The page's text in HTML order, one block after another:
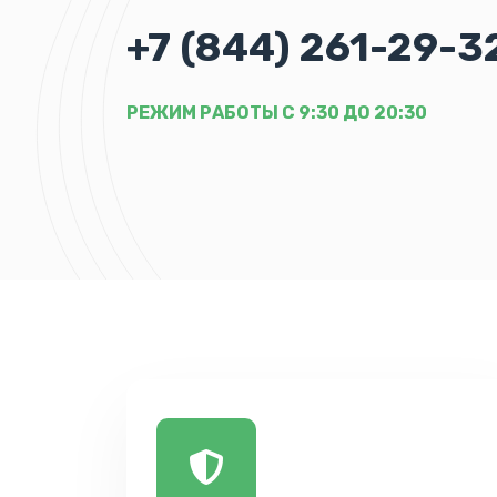
+7 (844) 261-29-
РЕЖИМ РАБОТЫ С 9:30 ДО 20:30